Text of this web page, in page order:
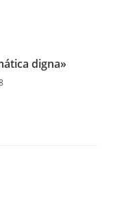
digna»